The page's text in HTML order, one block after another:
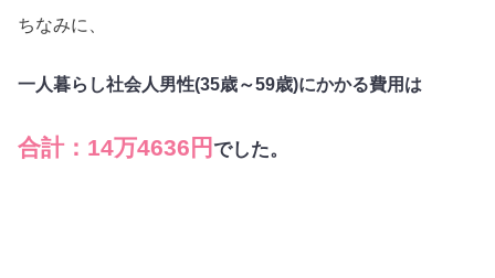
ちなみに、
一人暮らし社会人男性(35歳～59歳)にかかる費用は
合計：14万4636円でした。